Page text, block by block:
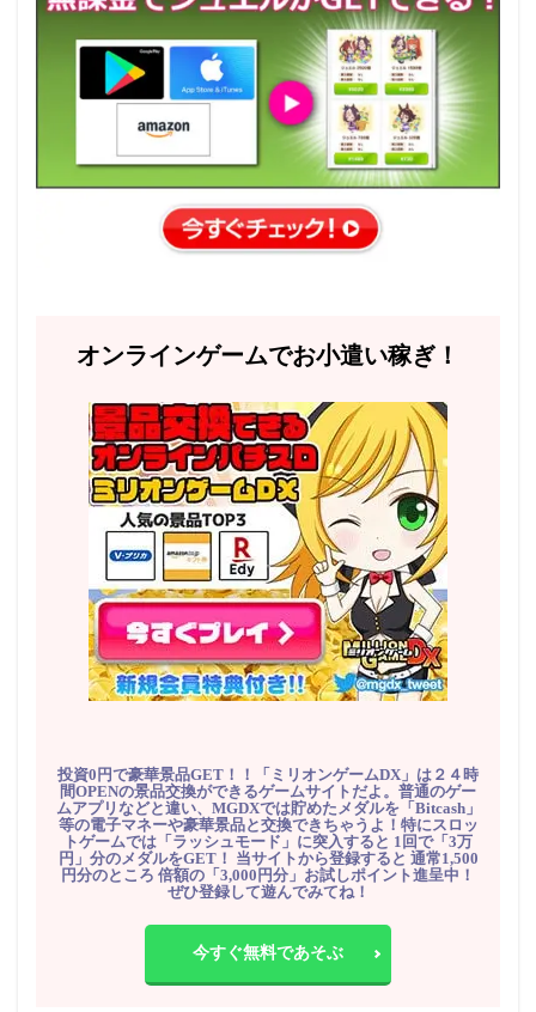
オンラインゲームでお小遣い稼ぎ！
投資0円で豪華景品GET！！「ミリオンゲームDX」は２４時
間OPENの景品交換ができるゲームサイトだよ。普通のゲー
ムアプリなどと違い、MGDXでは貯めたメダルを「Bitcash」
等の電子マネーや豪華景品と交換できちゃうよ！特にスロッ
トゲームでは「ラッシュモード」に突入すると 1回で「3万
円」分のメダルをGET！ 当サイトから登録すると 通常1,500
円分のところ 倍額の「3,000円分」お試しポイント進呈中！
ぜひ登録して遊んでみてね！
今すぐ無料であそぶ